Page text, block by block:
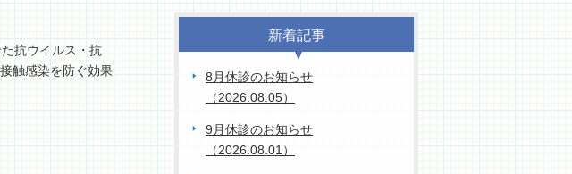
抗ウイルス・抗
触感染を防ぐ効果
新着記事
8月休診のお知らせ
（2026.08.05）
9月休診のお知らせ
（2026.08.01）